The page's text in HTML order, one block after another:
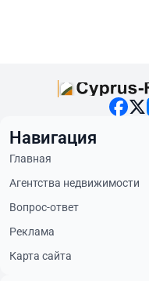
Навигация
Главная
Агентства недвижимости
Вопрос-ответ
Реклама
Карта сайта